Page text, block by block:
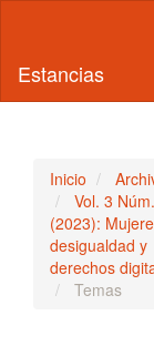
principal
Barra
Estancias
Inicio
Vol. 3
(2023):
desigualdad y
derechos
Temas